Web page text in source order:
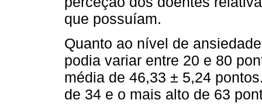
que possuíam.
Quanto ao nível de
podia variar entre 20 e 80
média de 46,33 ± 5,24
de 34 e o mais alto de 63